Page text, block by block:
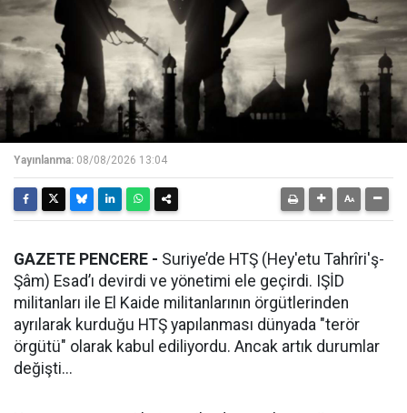
Yayınlanma: 08/08/2026 13:04
GAZETE PENCERE - Suriye’de HTŞ (Hey'etu Tahrîri'ş-
Şâm) Esad’ı devirdi ve yönetimi ele geçirdi. IŞİD
militanları ile El Kaide militanlarının örgütlerinden
ayrılarak kurduğu HTŞ yapılanması dünyada "terör
örgütü" olarak kabul ediliyordu. Ancak artık durumlar
değişti...